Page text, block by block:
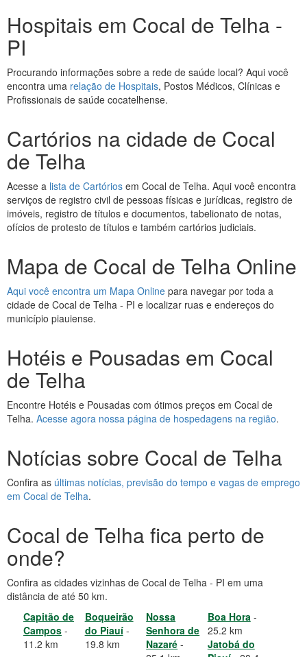
Hospitais em Cocal de Telha -
PI
Procurando informações sobre a rede de saúde local? Aqui você
encontra uma relação de Hospitais, Postos Médicos, Clínicas e
Profissionais de saúde cocatelhense.
Cartórios na cidade de Cocal
de Telha
Acesse a lista de Cartórios em Cocal de Telha. Aqui você encontra
serviços de registro civil de pessoas físicas e jurídicas, registro de
imóveis, registro de títulos e documentos, tabelionato de notas,
ofícios de protesto de títulos e também cartórios judiciais.
Mapa de Cocal de Telha Online
Aqui você encontra um Mapa Online para navegar por toda a
cidade de Cocal de Telha - PI e localizar ruas e endereços do
município piauiense.
Hotéis e Pousadas em Cocal
de Telha
Encontre Hotéis e Pousadas com ótimos preços em Cocal de
Telha. Acesse agora nossa página de hospedagens na região.
Notícias sobre Cocal de Telha
Confira as últimas notícias, previsão do tempo e vagas de emprego
em Cocal de Telha.
Cocal de Telha fica perto de
onde?
Confira as cidades vizinhas de Cocal de Telha - PI em uma
distância de até 50 km.
Capitão de
Campos -
11.2 km
Boqueirão
do Piauí-
19.8 km
Nossa
Senhora de
Nazaré -
Boa Hora-
25.2 km
Jatobá do